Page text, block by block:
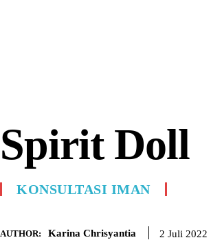
Spirit Doll
KONSULTASI IMAN
AUTHOR: Karina Chrisyantia 2 Juli 2022